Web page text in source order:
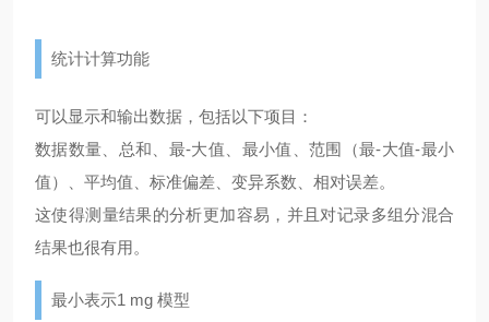
统计计算功能
可以显示和输出数据，包括以下项目：
数据数量、总和、最-大值、最小值、范围（最-大值-最小
值）、平均值、标准偏差、变异系数、相对误差。
这使得测量结果的分析更加容易，并且对记录多组分混合
结果也很有用。
最小表示1 mg 模型